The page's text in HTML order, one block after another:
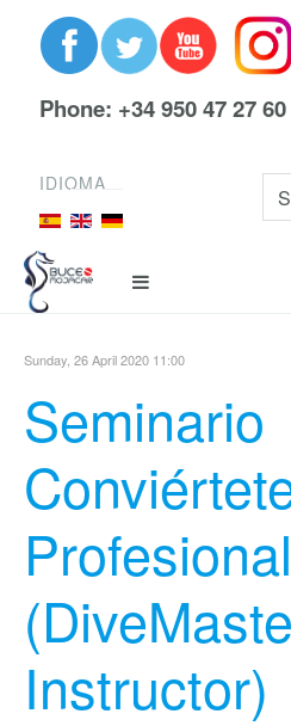
Phone: +34 950 47 27 60
IDIOMA
Sunday, 26 April 2020 11:00
Seminario
Instructor)